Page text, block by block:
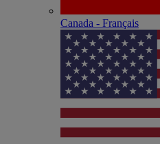
Canada - Français